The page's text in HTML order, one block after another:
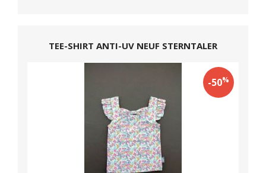
TEE-SHIRT ANTI-UV NEUF STERNTALER
-50%